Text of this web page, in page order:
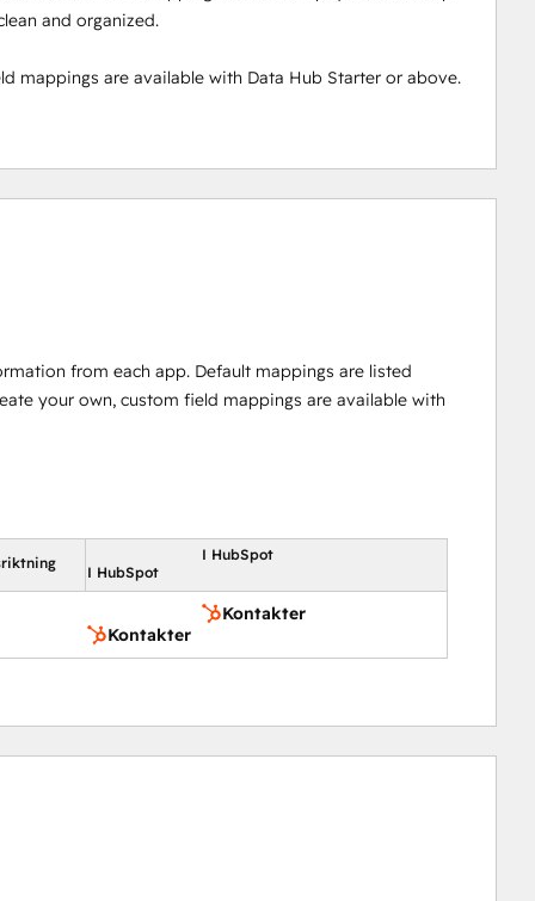
and organized.
mappings are available with Data Hub Starter or above.
from each app. Default mappings are listed
your own, custom field mappings are available with
I HubSpot
I HubSpot
Kontakter
Kontakter